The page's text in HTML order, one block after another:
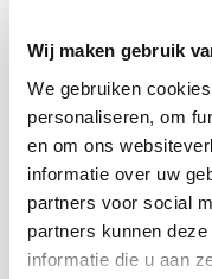
Wij maken gebruik
We gebruiken
personaliseren, om
en om ons
informatie over uw
partners voor social
partners kunnen
informatie die u aan
voordat je een DJ
natuurlijk weten wat
Een DJ boeken uit
Daarom kun je bij
jouw feest. Ook kun
offerte aanvragen.